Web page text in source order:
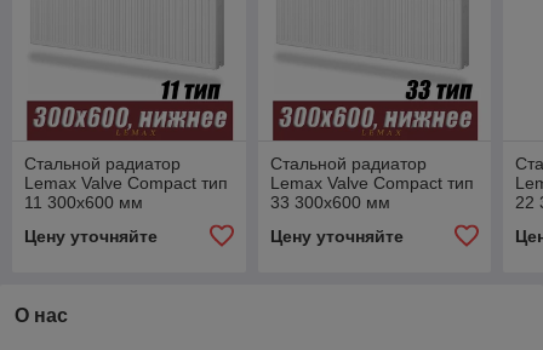
Стальной радиатор
Lemax Valve Compact тип
11 300x600 мм
Цену уточняйте
Стальной радиатор
Lemax Valve Compact тип
33 300x600 мм
Цену уточняйте
22
О нас